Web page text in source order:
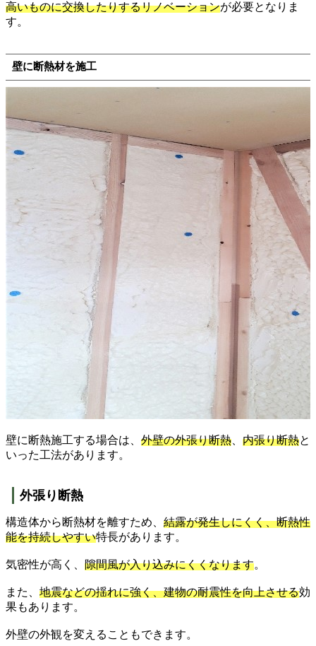
高いものに交換したりするリノベーションが必要となりま
す。
壁に断熱材を施工
壁に断熱施工する場合は、 外壁の外張り断熱 内張り断熱と
いった工法があります。
外張り断熱
構造体から断熱材を離すため、 結露が発生しにくく、断熱性
能を持続しやすい特長があります。
気密性が高く、 隙間風が入り込みにくくなります。
また、 地震などの揺れに強く、建物の耐震性を向上させる効
果もあります。
外壁の外観を変えることもできます。